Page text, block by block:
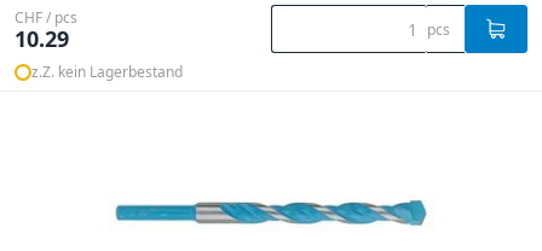
CHF / pcs
10.29 pcs
z.Z. kein Lagerbestand